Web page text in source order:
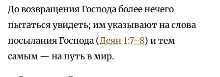
До возвращения Господа более нечего
пытаться увидеть; им указывают на слова
посылания Господа (Деян 1:7–8) и тем
самым — на путь в мир.